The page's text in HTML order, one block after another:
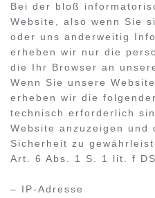
Bei der bloß
Website, also wenn Sie
oder uns anderweitig
erheben wir nur die
die Ihr Browser an
Wenn Sie unsere
erheben wir die
technisch erforderlich
Website anzuzeigen und
Sicherheit zu
Art. 6 Abs. 1 S. 1 lit. f
– IP-Adresse